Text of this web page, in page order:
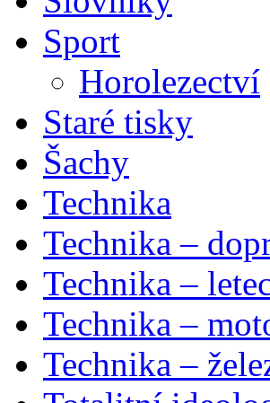
Sport
Horolezectví
Staré tisky
Šachy
Technika
Technika –
Technika –
Technika –
Technika –